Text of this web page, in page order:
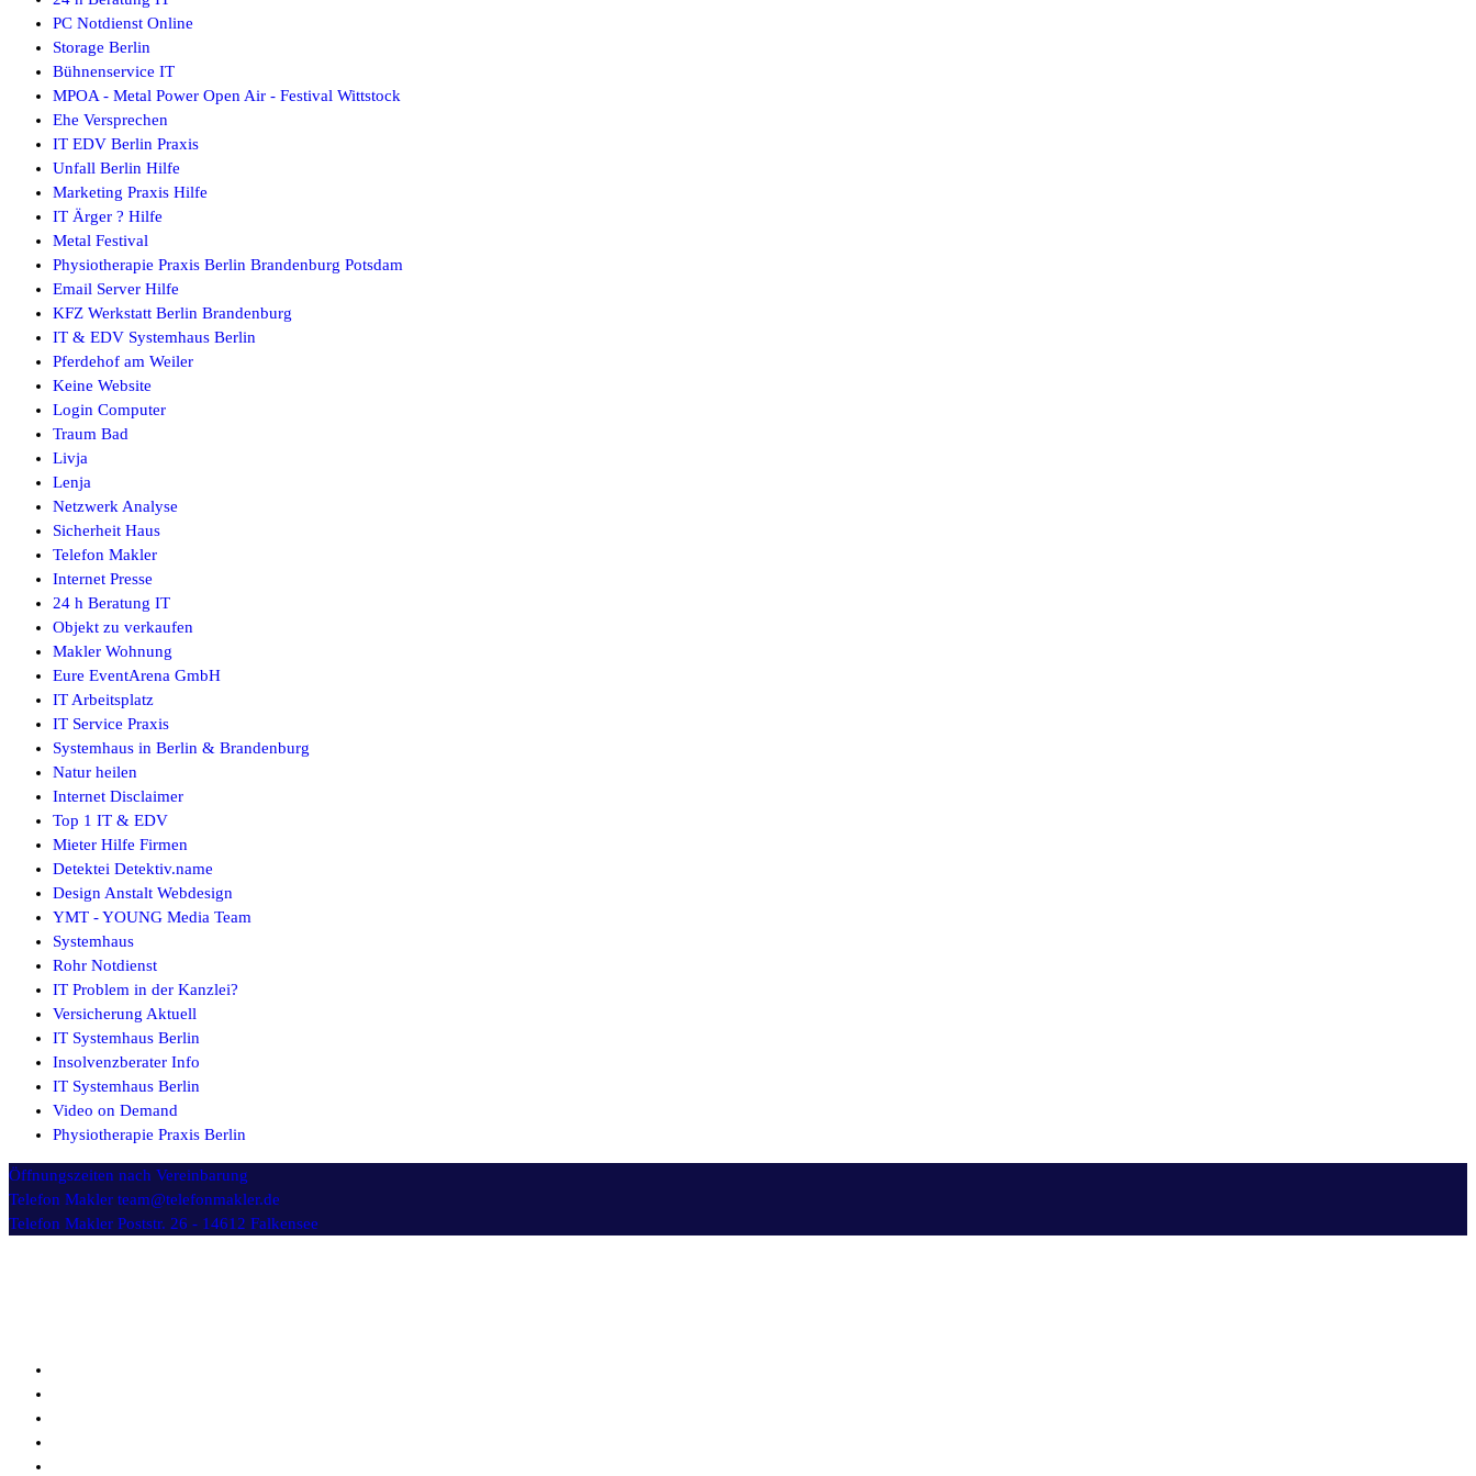
PC Notdienst Online
Storage Berlin
Bühnenservice IT
MPOA - Metal Power Open Air - Festival Wittstock
Ehe Versprechen
IT EDV Berlin Praxis
Unfall Berlin Hilfe
Marketing Praxis Hilfe
IT Ärger ? Hilfe
Metal Festival
Physiotherapie Praxis Berlin Brandenburg Potsdam
Email Server Hilfe
KFZ Werkstatt Berlin Brandenburg
IT & EDV Systemhaus Berlin
Pferdehof am Weiler
Keine Website
Login Computer
Traum Bad
Livja
Lenja
Netzwerk Analyse
Sicherheit Haus
Telefon Makler
Internet Presse
24 h Beratung IT
Objekt zu verkaufen
Makler Wohnung
Eure EventArena GmbH
IT Arbeitsplatz
IT Service Praxis
Systemhaus in Berlin & Brandenburg
Natur heilen
Internet Disclaimer
Top 1 IT & EDV
Mieter Hilfe Firmen
Detektei Detektiv.name
Design Anstalt Webdesign
YMT - YOUNG Media Team
Systemhaus
Rohr Notdienst
IT Problem in der Kanzlei?
Versicherung Aktuell
IT Systemhaus Berlin
Insolvenzberater Info
IT Systemhaus Berlin
Video on Demand
Physiotherapie Praxis Berlin
Öffnungszeiten nach Vereinbarung
Telefon Makler team@telefonmakler.de
Telefon Makler Poststr. 26 - 14612 Falkensee